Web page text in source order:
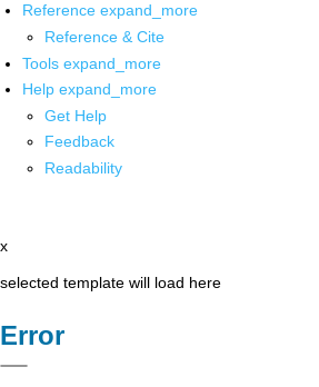
Reference expand_more
Reference & Cite
Tools expand_more
Help expand_more
Get Help
Feedback
Readability
x
selected template will load here
Error